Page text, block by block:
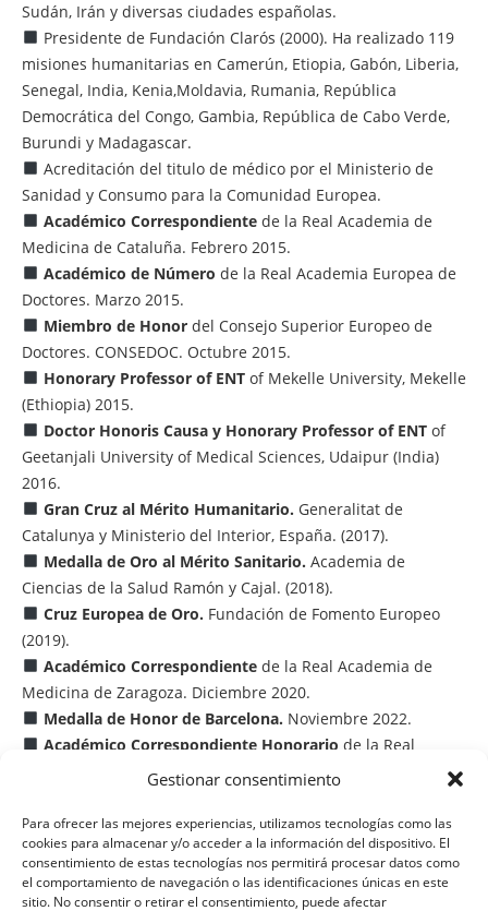
Gestionar consentimiento
Para ofrecer las mejores experiencias, utilizamos tecnologías como las
cookies para almacenar y/o acceder a la información del dispositivo. El
consentimiento de estas tecnologías nos permitirá procesar datos como
el comportamiento de navegación o las identificaciones únicas en este
sitio. No consentir o retirar el consentimiento, puede afectar
Sudán, Irán y diversas ciudades españolas.
Presidente de Fundación Clarós (2000). Ha realizado 119
misiones humanitarias en Camerún, Etiopia, Gabón, Liberia,
Senegal, India, Kenia,Moldavia, Rumania, República
Democrática del Congo, Gambia, República de Cabo Verde,
Burundi y Madagascar.
Acreditación del titulo de médico por el Ministerio de
Sanidad y Consumo para la Comunidad Europea.
Académico Correspondientede la Real Academia de
Medicina de Cataluña. Febrero 2015.
Académico de Número de la Real Academia Europea de
Doctores. Marzo 2015.
Miembro de Honordel Consejo Superior Europeo de
Doctores. CONSEDOC. Octubre 2015.
Honorary Professor of ENTof Mekelle University, Mekelle
(Ethiopia) 2015.
Doctor Honoris Causa y Honorary Professor of ENTof
Geetanjali University of Medical Sciences, Udaipur (India)
2016.
Gran Cruz al Mérito Humanitario. Generalitat de
Catalunya y Ministerio del Interior, España. (2017).
Medalla de Oro al Mérito Sanitario. Academia de
Ciencias de la Salud Ramón y Cajal. (2018).
Cruz Europea de Oro. Fundación de Fomento Europeo
(2019).
Académico Correspondientede la Real Academia de
Medicina de Zaragoza. Diciembre 2020.
Medalla de Honor de Barcelona. Noviembre 2022.
Académico Correspondiente Honorario de la Real
Academia Nacional de Medicina de España. 2024
Barcelona – Catalunya. 2024
Mayo 2025.